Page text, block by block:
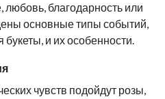
любовь, благодарность или
основные типы событий,
и их особенности.
чувств подойдут розы,